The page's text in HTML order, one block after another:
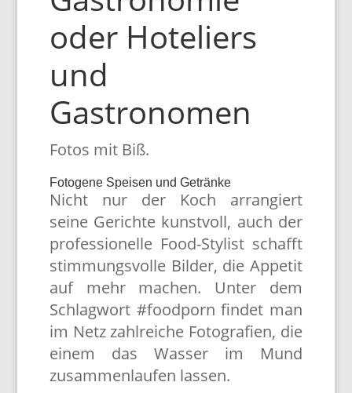
oder Hoteliers
und
Gastronomen
Fotos mit Biß.
Fotogene Speisen und Getränke
Nicht nur der Koch arrangiert
seine Gerichte kunstvoll, auch der
professionelle Food-Stylist schafft
stimmungsvolle Bilder, die Appetit
auf mehr machen. Unter dem
Schlagwort #foodporn findet man
im Netz zahlreiche Fotografien, die
einem das Wasser im Mund
zusammenlaufen lassen.